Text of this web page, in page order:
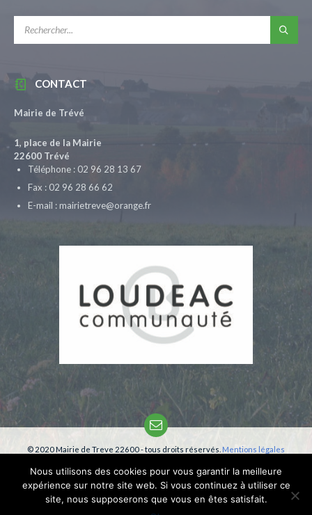
CONTACT
Mairie de Trévé
1, place de la Mairie
22600 Trévé
Téléphone : 02 96 28 13 67
Fax : 02 96 28 66 62
E-mail : mairietreve@orange.fr
Email
© 2020 Mairie de Treve 22600 - tous droits réservés. Mentions légales
Nous utilisons des cookies pour vous garantir la meilleure
expérience sur notre site web. Si vous continuez à utiliser ce
site, nous supposerons que vous en êtes satisfait.